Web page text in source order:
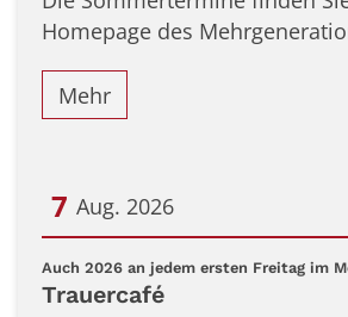
Homepage des
Mehr
7 Aug. 2026
Datum: 7. August 2026
Auch 2026 an jedem ersten Freitag im
Trauercafé